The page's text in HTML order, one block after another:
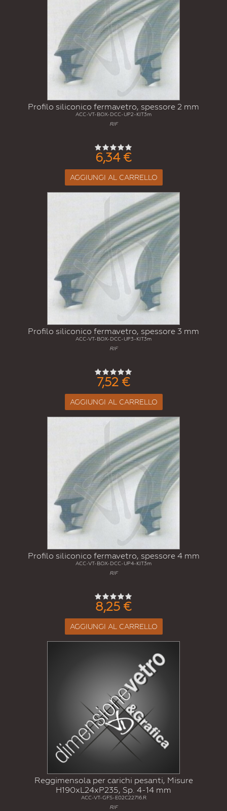
Profilo siliconico fermavetro, spessore 2 mm
ACC-VT-BOX-DCC-UP2-KIT3m
RIF
6,34 €
AGGIUNGI AL CARRELLO
Profilo siliconico fermavetro, spessore 3 mm
ACC-VT-BOX-DCC-UP3-KIT3m
RIF
7,52 €
AGGIUNGI AL CARRELLO
Profilo siliconico fermavetro, spessore 4 mm
ACC-VT-BOX-DCC-UP4-KIT3m
RIF
8,25 €
AGGIUNGI AL CARRELLO
Reggimensola per carichi pesanti, Misure
H190xL24xP235, Sp. 4-14 mm
ACC-VT-GFS-E02C22716.R
RIF